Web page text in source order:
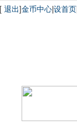
[ 退出]金币中心 设首页